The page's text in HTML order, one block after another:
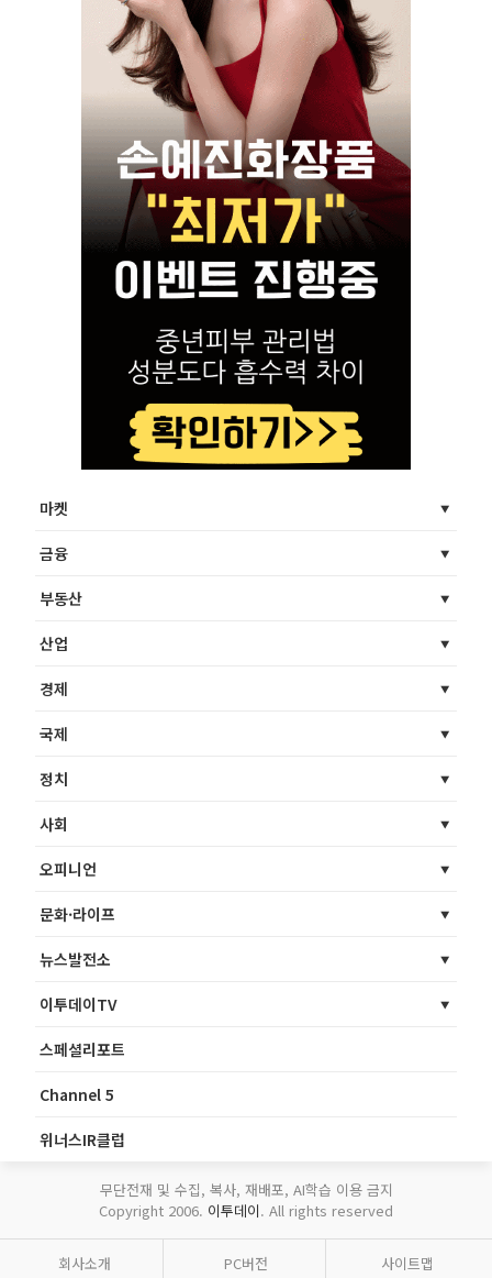
마켓
금융
부동산
산업
경제
국제
정치
사회
오피니언
문화·라이프
뉴스발전소
이투데이TV
스페셜리포트
Channel 5
위너스IR클럽
무단전재 및 수집, 복사, 재배포, AI학습 이용 금지
Copyright 2006. 이투데이. All rights reserved
회사소개 PC버전 사이트맵